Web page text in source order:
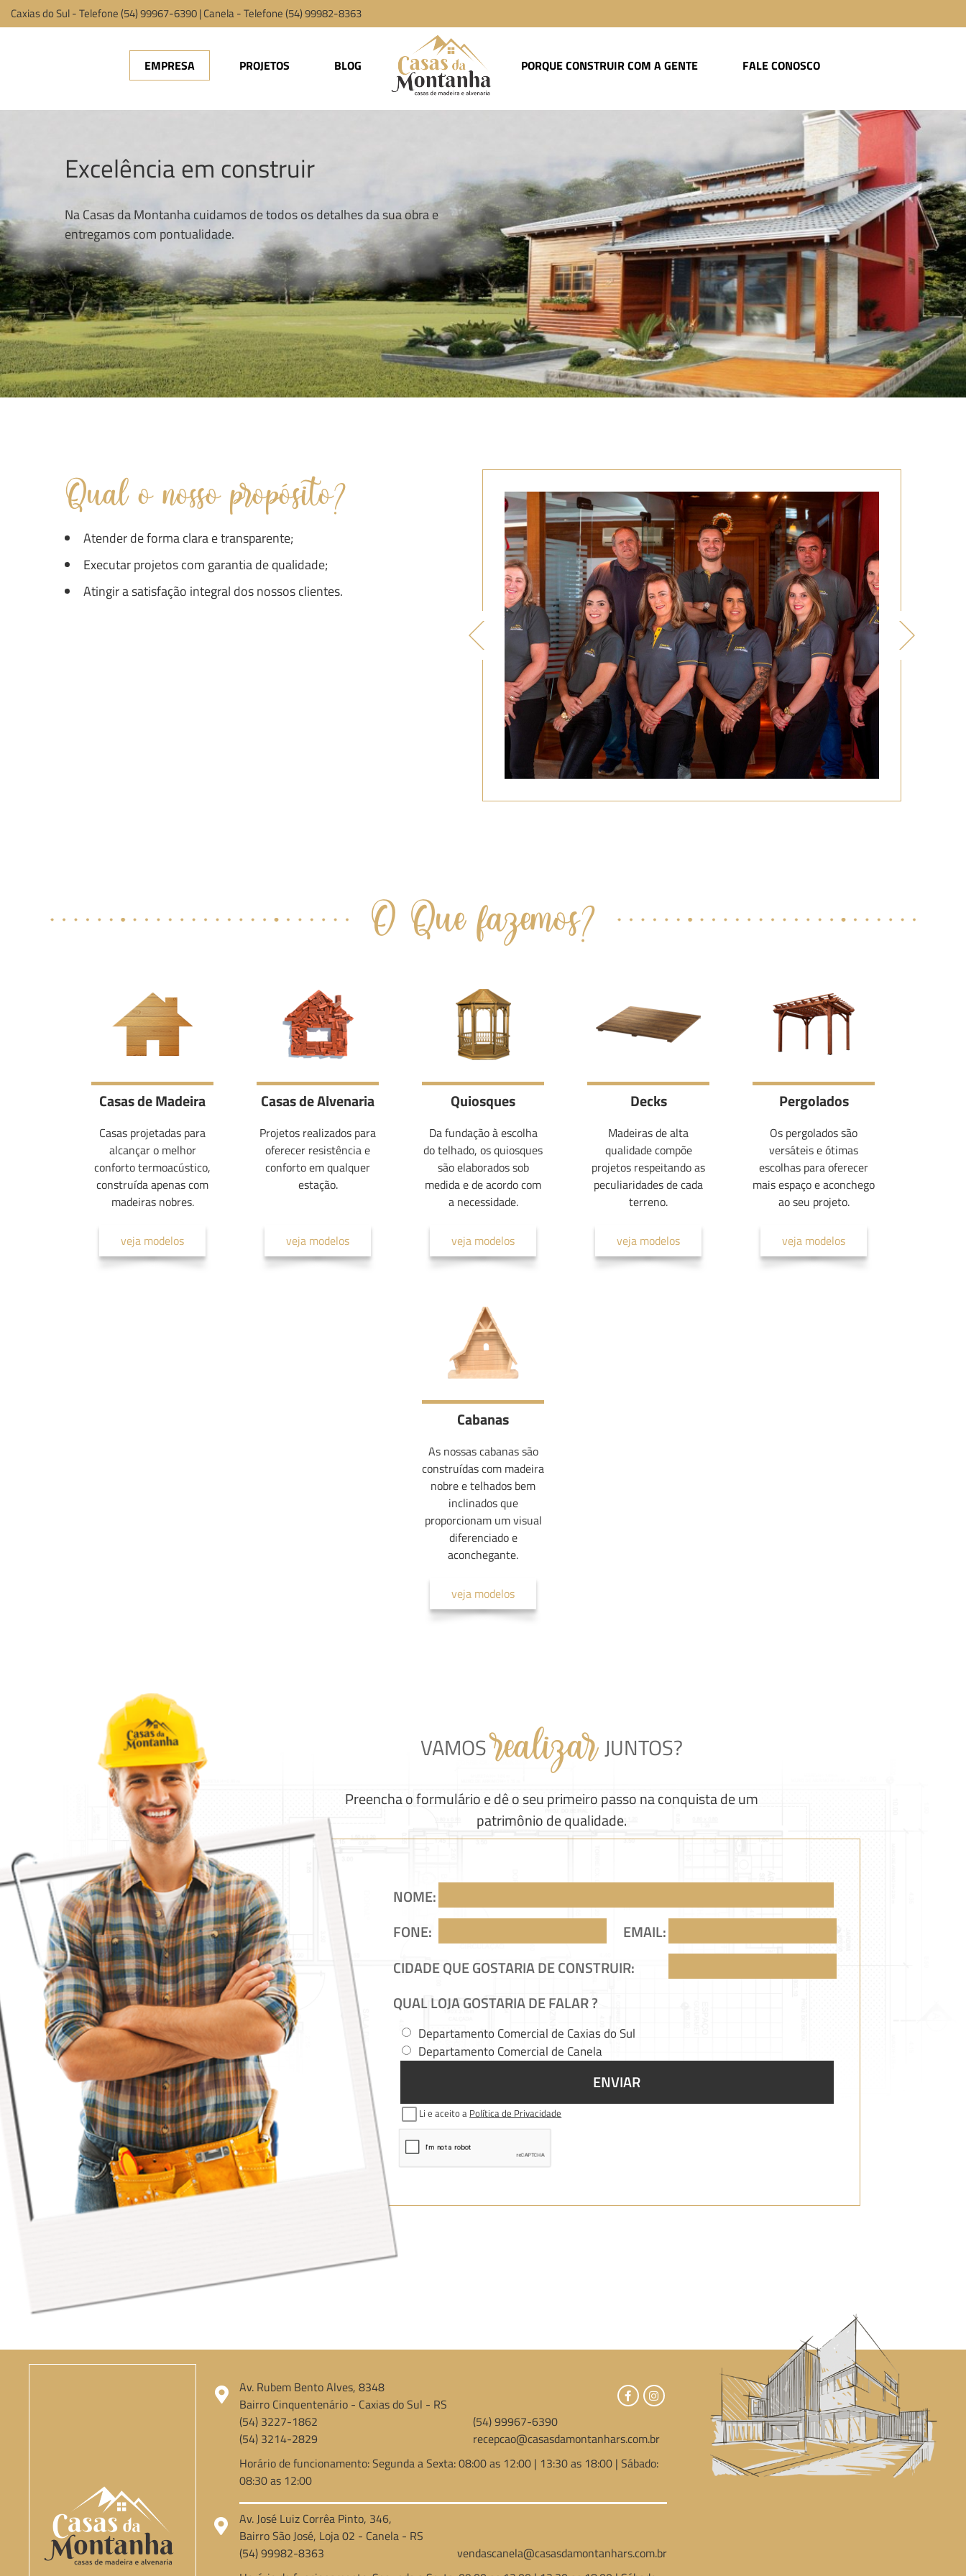
Caxias do Sul - Telefone (54) 99967-6390 | Canela - Telefone (54) 99982-8363
EMPRESA PROJETOS BLOG PORQUE CONSTRUIR COM A GENTE FALE CONOSCO
Excelência em construir
Na Casas da Montanha cuidamos de todos os detalhes da sua obra e
entregamos com pontualidade.
Qual o nosso propósito?
Atender de forma clara e transparente;
Executar projetos com garantia de qualidade;
Atingir a satisfação integral dos nossos clientes.
O Que fazemos?
Casas de Madeira
Casas projetadas para
alcançar o melhor
conforto termoacústico,
construída apenas com
madeiras nobres.
veja modelos
Casas de Alvenaria
Projetos realizados para
oferecer resistência e
conforto em qualquer
estação.
veja modelos
Quiosques
Da fundação à escolha
do telhado, os quiosques
são elaborados sob
medida e de acordo com
a necessidade.
veja modelos
Decks
Madeiras de alta
qualidade compõe
projetos respeitando as
peculiaridades de cada
terreno.
veja modelos
Pergolados
Os pergolados são
versáteis e ótimas
escolhas para oferecer
mais espaço e aconchego
ao seu projeto.
veja modelos
Cabanas
As nossas cabanas são
construídas com madeira
nobre e telhados bem
inclinados que
proporcionam um visual
diferenciado e
aconchegante.
veja modelos
VAMOS realizar JUNTOS?
Preencha o formulário e dê o seu primeiro passo na conquista de um
patrimônio de qualidade.
NOME:
FONE:
EMAIL:
CIDADE QUE GOSTARIA DE CONSTRUIR:
QUAL LOJA GOSTARIA DE FALAR ?
Departamento Comercial de Caxias do Sul
Departamento Comercial de Canela
ENVIAR
Li e aceito a Política de Privacidade
Av. Rubem Bento Alves, 8348
Bairro Cinquentenário - Caxias do Sul - RS
(54) 3227-1862
(54) 3214-2829
(54) 99967-6390
recepcao@casasdamontanhars.com.br
Horário de funcionamento: Segunda a Sexta: 08:00 as 12:00 | 13:30 as 18:00 | Sábado:
08:30 as 12:00
Av. José Luiz Corrêa Pinto, 346,
Bairro São José, Loja 02 - Canela - RS
(54) 99982-8363
vendascanela@casasdamontanhars.com.br